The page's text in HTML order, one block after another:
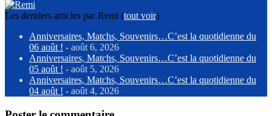
Les derniers articles par Remi (tout voir)
Anniversaires, Matchs, Souvenirs…C’est la quotidienne du
06 août ! - août 6, 2026
Anniversaires, Matchs, Souvenirs…C’est la quotidienne du
05 août ! - août 5, 2026
Anniversaires, Matchs, Souvenirs…C’est la quotidienne du
04 août ! - août 4, 2026